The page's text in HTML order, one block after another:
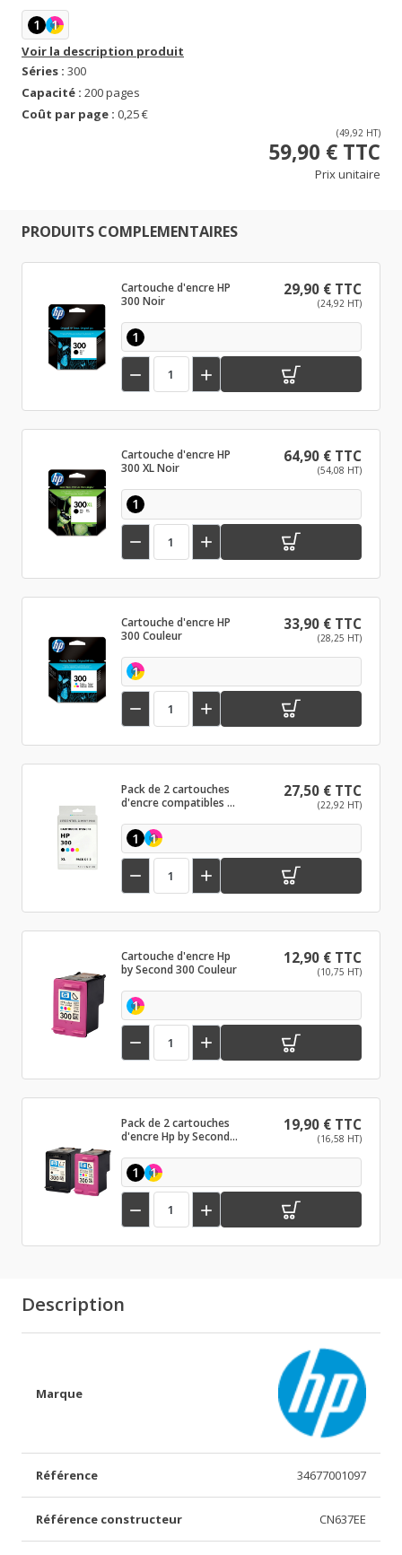
1 1
Voir la description produit
Séries : 300
Capacité : 200 pages
Coût par page : 0,25 €
(49,92 HT)
59,90 € TTC
Prix unitaire
PRODUITS COMPLEMENTAIRES
Cartouche d'encre HP
300 Noir
29,90 € TTC
(24,92 HT)
1
 
Cartouche d'encre HP
300 XL Noir
64,90 € TTC
(54,08 HT)
1
 
Cartouche d'encre HP
300 Couleur
33,90 € TTC
(28,25 HT)
1
 
Pack de 2 cartouches
d'encre compatibles HP
27,50 € TTC
(22,92 HT)
1 1
 
Cartouche d'encre Hp
by Second 300 Couleur
12,90 € TTC
(10,75 HT)
1
 
Pack de 2 cartouches
d'encre Hp by Second
19,90 € TTC
(16,58 HT)
1 1
 
Description
Marque
Référence 34677001097
Référence constructeur CN637EE